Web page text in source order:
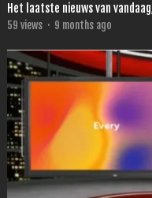
Het laatste nieuws van
59 views · 9 months ago